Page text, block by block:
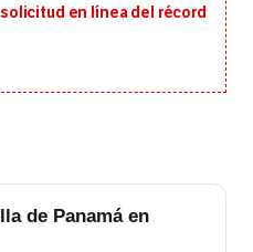
en línea del récord
de Panamá en